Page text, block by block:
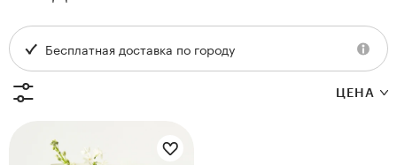
Бесплатная доставка по городу
ЦЕНА